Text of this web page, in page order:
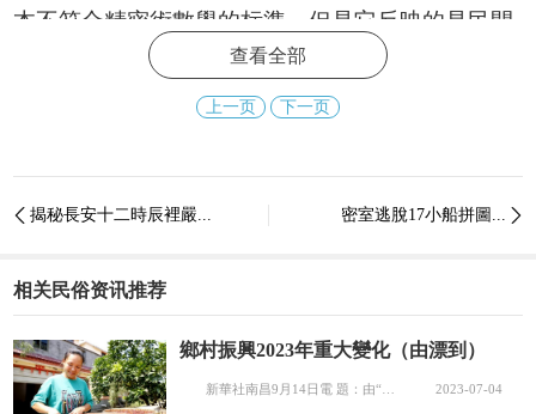
本不符合精密術數學的标準，但是它反映的是民間
對出生時間的傳統認識與重視。
為什麼男占二五八，女占三六九？
在一年當中，分為十二個月。按幹支紀法，從
下，二月建卯，三月建辰，四月建巳，五月建午，
六月建未，七月建申，八月建酉，九月建戌，十月
建亥，十一月建子，十二月建醜。
查看全部
上一页 下一页
揭秘長安十二時辰裡嚴... 
密室逃脫17小船拼圖...
相关民俗资讯推荐
鄉村振興2023年重大變化（由漂到）
2023-07-04